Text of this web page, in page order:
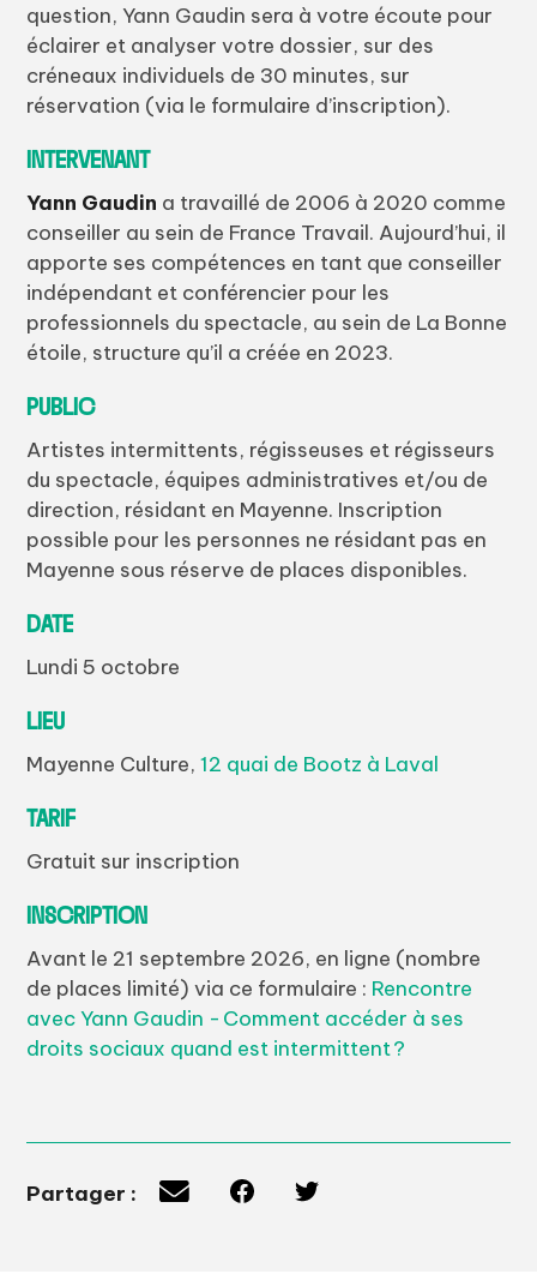
question, Yann Gaudin sera à votre écoute pour
éclairer et analyser votre dossier, sur des
créneaux individuels de 30 minutes, sur
réservation (via le formulaire d’inscription).
INTERVENANT
Yann Gaudin a travaillé de 2006 à 2020 comme
conseiller au sein de France Travail. Aujourd’hui, il
apporte ses compétences en tant que conseiller
indépendant et conférencier pour les
professionnels du spectacle, au sein de La Bonne
étoile, structure qu’il a créée en 2023.
PUBLIC
Artistes intermittents, régisseuses et régisseurs
du spectacle, équipes administratives et/ou de
direction, résidant en Mayenne. Inscription
possible pour les personnes ne résidant pas en
Mayenne sous réserve de places disponibles.
DATE
Lundi 5 octobre
LIEU
Mayenne Culture,12 quai de Bootz à Laval
TARIF
Gratuit sur inscription
INSCRIPTION
Avant le 21 septembre 2026, en ligne (nombre
de places limité) via ce formulaire : Rencontre
avec Yann Gaudin - Comment accéder à ses
droits sociaux quand est intermittent ?
Partager :